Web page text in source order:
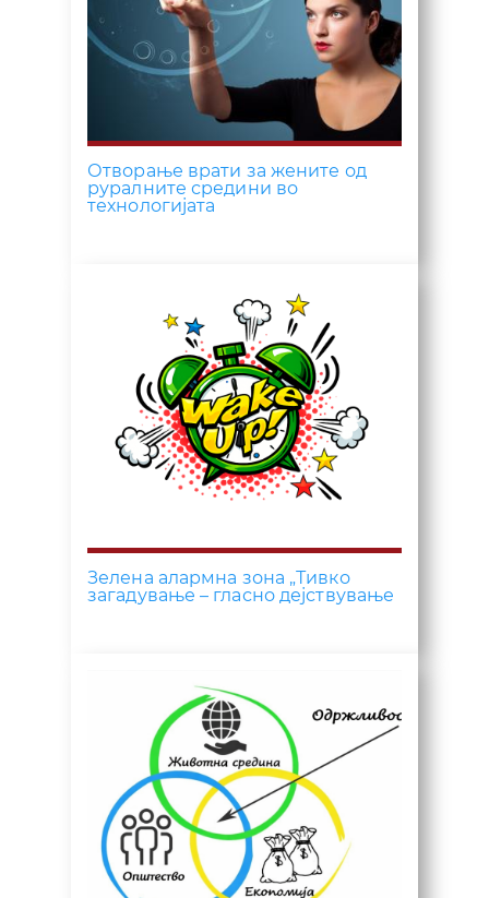
Отворање врати за жените од
руралните средини во
технологијата
Зелена алармна зона „Тивко
загадување – гласно дејствување